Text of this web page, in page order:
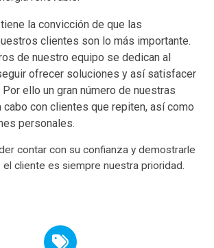
la convicción de que las
clientes son lo más importante.
de nuestro equipo se dedican al
ofrecer soluciones y así satisfacer
ello un gran número de nuestras
cabo con clientes que repiten, así como
personales.
contar con su confianza y demostrarle
cliente es siempre nuestra prioridad.